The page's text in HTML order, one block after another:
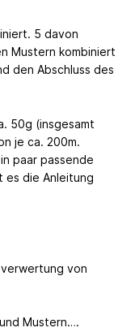
5 davon
Mustern kombiniert
den Abschluss des
50g (insgesamt
je ca. 200m.
paar passende
es die Anleitung
von
Mustern….